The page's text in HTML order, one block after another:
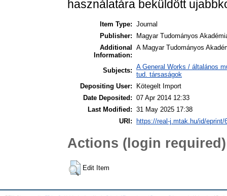
használatára beküldött
Item Type: Journal
Publisher:
Magyar Tudományos
Additional
Information:
A Magyar Tudományos
Subjects: A General Works / általános
tud. társaságok
Depositing User:
Kötegelt Import
Date Deposited: 07 Apr 2014 12:33
Last Modified: 31 May 2025 17:38
URI: https://real-j.mtak.hu/id/eprint/
Actions (login required)
Edit Item